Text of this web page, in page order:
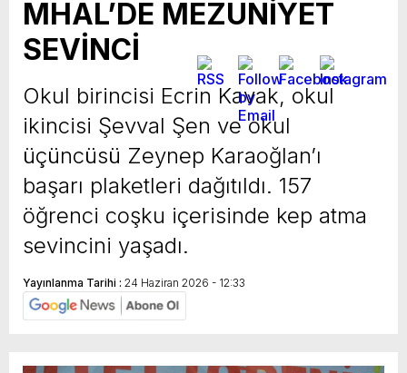
MHAL’DE MEZUNİYET
SEVİNCİ
Okul birincisi Ecrin Kavak, okul
ikincisi Şevval Şen ve okul
üçüncüsü Zeynep Karaoğlan’ı
başarı plaketleri dağıtıldı. 157
öğrenci coşku içerisinde kep atma
sevincini yaşadı.
Yayınlanma Tarihi : 24 Haziran 2026 - 12:33